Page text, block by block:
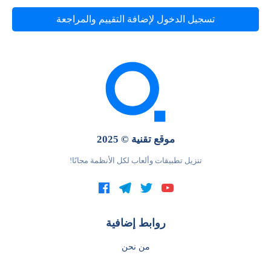
تسجيل الدخول لإضافة التقييم والمراجعة
موقع تقنية © 2025
تنزيل تطبيقات وألعاب لكل الأنظمة مجانًا!
روابط إضافية
من نحن